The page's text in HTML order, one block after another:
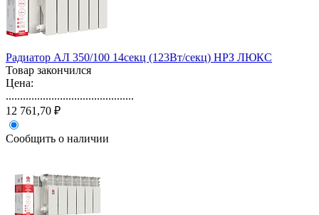
Радиатор АЛ 350/100 14секц (123Вт/секц) НРЗ ЛЮКС
Товар закончился
Цена:
.............................................
12 761,70 ₽
Сообщить о наличии